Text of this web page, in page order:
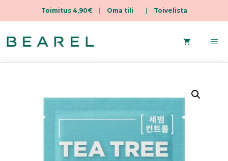
Toimitus 4,90€| Oma tili Toivelista
sisältöön